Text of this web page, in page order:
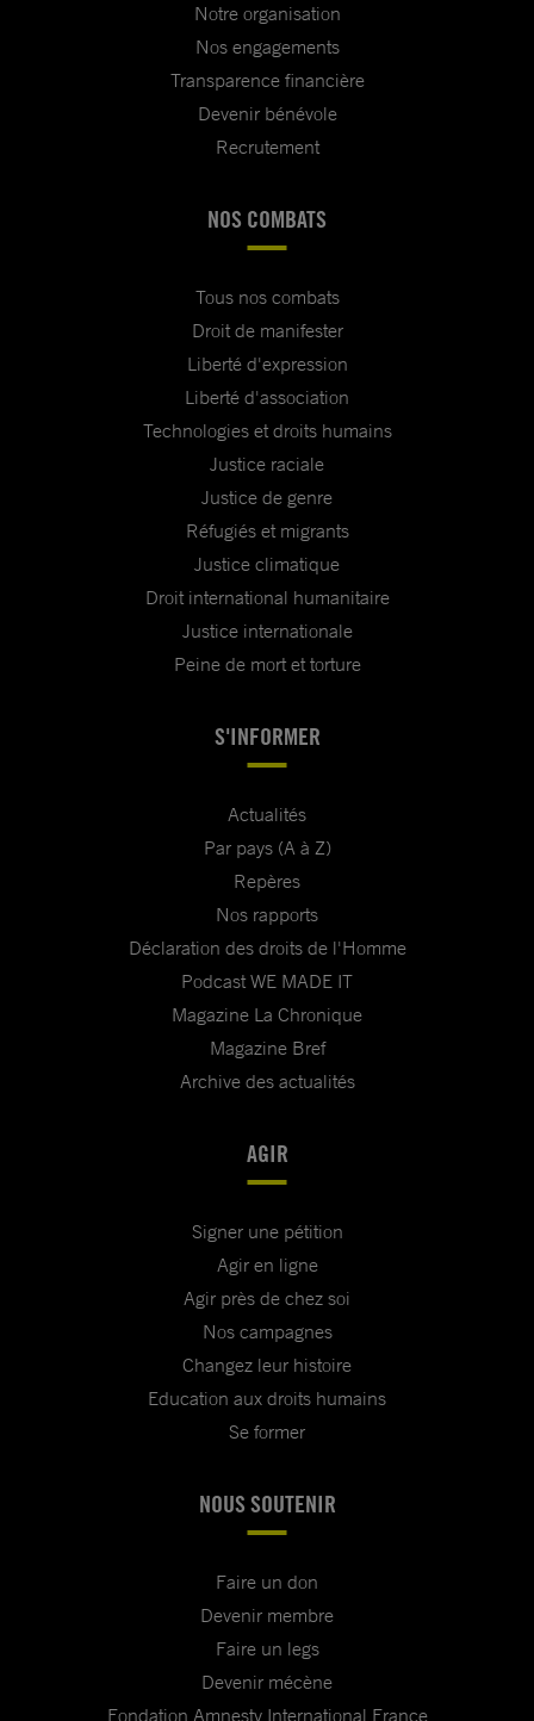
Notre organisation
Nos engagements
Transparence financière
Devenir bénévole
Recrutement
NOS COMBATS
Tous nos combats
Droit de manifester
Liberté d'expression
Liberté d'association
Technologies et droits humains
Justice raciale
Justice de genre
Réfugiés et migrants
Justice climatique
Droit international humanitaire
Justice internationale
Peine de mort et torture
S'INFORMER
Actualités
Par pays (A à Z)
Repères
Nos rapports
Déclaration des droits de l'Homme
Podcast WE MADE IT
Magazine La Chronique
Magazine Bref
Archive des actualités
AGIR
Signer une pétition
Agir en ligne
Agir près de chez soi
Nos campagnes
Changez leur histoire
Education aux droits humains
Se former
NOUS SOUTENIR
Faire un don
Devenir membre
Faire un legs
Devenir mécène
Fondation Amnesty International France